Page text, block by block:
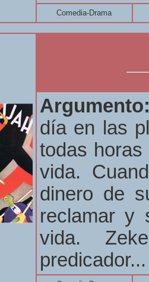
Comedia-Drama
día en las
todas
vida.
dinero de
reclamar y
vida.